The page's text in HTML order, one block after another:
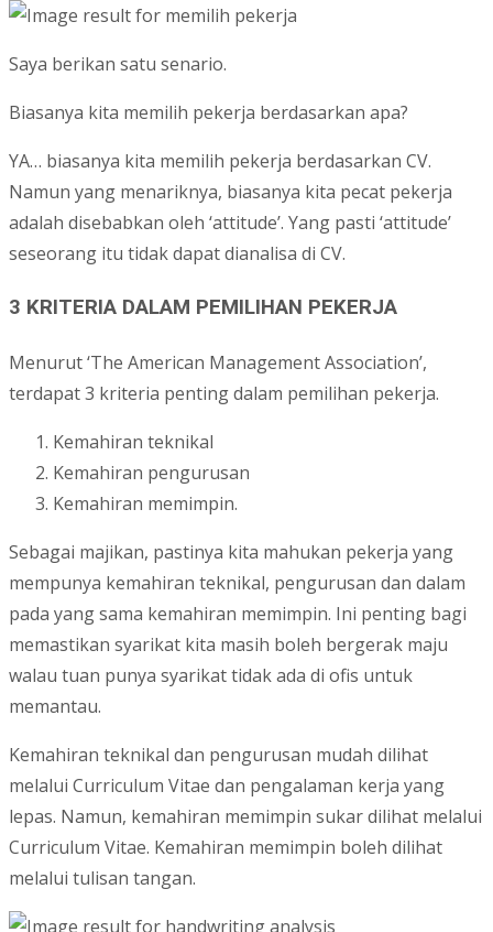
Saya berikan satu senario.
Biasanya kita memilih pekerja berdasarkan apa?
YA… biasanya kita memilih pekerja berdasarkan CV.
Namun yang menariknya, biasanya kita pecat pekerja
adalah disebabkan oleh ‘attitude’. Yang pasti ‘attitude’
seseorang itu tidak dapat dianalisa di CV.
3 KRITERIA DALAM PEMILIHAN PEKERJA
Menurut ‘The American Management Association’,
terdapat 3 kriteria penting dalam pemilihan pekerja.
Kemahiran teknikal
Kemahiran pengurusan
Kemahiran memimpin.
Sebagai majikan, pastinya kita mahukan pekerja yang
mempunya kemahiran teknikal, pengurusan dan dalam
pada yang sama kemahiran memimpin. Ini penting bagi
memastikan syarikat kita masih boleh bergerak maju
walau tuan punya syarikat tidak ada di ofis untuk
memantau.
Kemahiran teknikal dan pengurusan mudah dilihat
melalui Curriculum Vitae dan pengalaman kerja yang
lepas. Namun, kemahiran memimpin sukar dilihat melalui
Curriculum Vitae. Kemahiran memimpin boleh dilihat
melalui tulisan tangan.